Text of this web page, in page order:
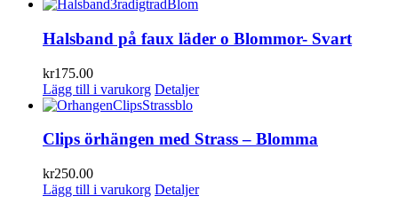
Halsband på faux läder o Blommor- Svart
kr175.00
Lägg till i varukorg Detaljer
Clips örhängen med Strass – Blomma
kr250.00
Lägg till i varukorg Detaljer